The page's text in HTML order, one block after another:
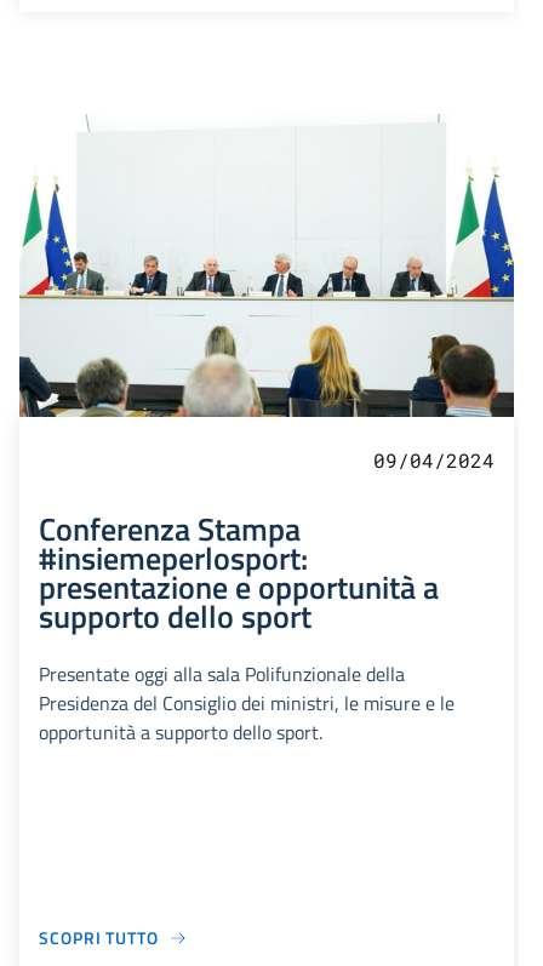
09/04/2024
Conferenza Stampa
#insiemeperlosport:
presentazione e opportunità a
supporto dello sport
Presentate oggi alla sala Polifunzionale della
Presidenza del Consiglio dei ministri, le misure e le
opportunità a supporto dello sport.
SCOPRI TUTTO